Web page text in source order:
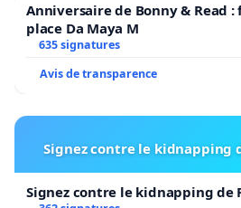
https://resistance-
Anniversaire de Bonny & Read
place Da Maya M
635 signatures
Avis de transparence
Signez contre le kidnapping
Signez contre le kidnapping de